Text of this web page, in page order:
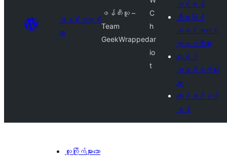
အခင်းအကျင်း
များ
ဖန်တီးသူ –
Team
GeekWrapped
C
h
ar
io
t
သွင်းရန်
စီးပွားဖြစ်
အခင်းအကျင်း
ကုမ္ပဏီများ
ကျွန်ုပ်
အနှစ်သက်ဆုံး
များ
လော့ဂ်အင်ဝင်
ရန်
လူကြိုက်များသော